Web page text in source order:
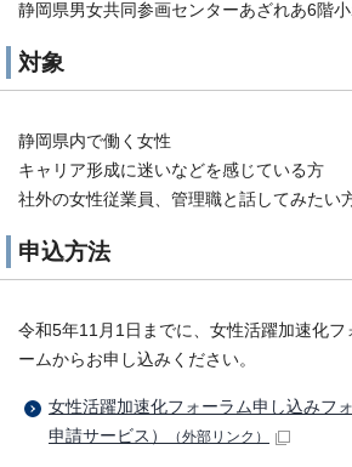
静岡県男女共同参画センターあざれあ6階
対象
静岡県内で働く女性
キャリア形成に迷いなどを感じている方
社外の女性従業員、管理職と話してみたい
申込方法
令和5年11月1日までに、女性活躍加速化フ
ームからお申し込みください。
女性活躍加速化フォーラム申し込みフ
申請サービス）
（外部リンク）